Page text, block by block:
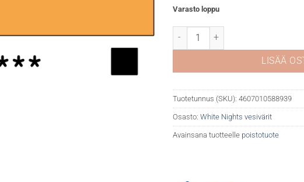
Varasto loppu
White Nights akvarelli 304
LISÄÄ
Tuotetunnus (SKU): 4607010588939
Osasto: White Nights vesivärit
Avainsana tuotteelle poistotuote